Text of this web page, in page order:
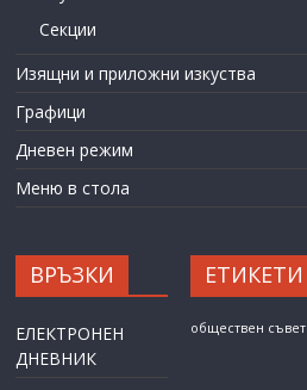
Секции
Изящни и приложни изкуства
Графици
Дневен режим
Меню в стола
ВРЪЗКИ
ЕЛЕКТРОНЕН
ДНЕВНИК
ЕТИКЕТИ
обществен съвет